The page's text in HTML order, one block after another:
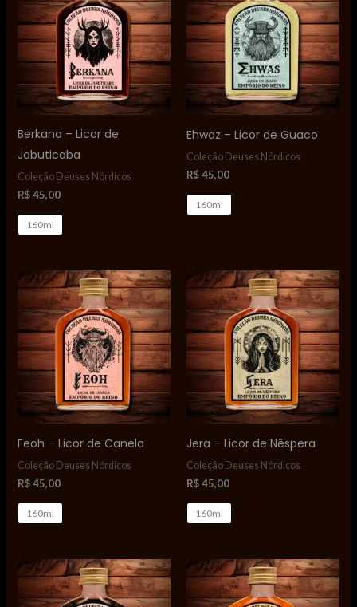
Berkana – Licor de
Jabuticaba
Coleção Deuses Nórdicos
R$45,00
160ml
Ehwaz – Licor de Guaco
Coleção Deuses Nórdicos
R$45,00
160ml
Feoh – Licor de Canela
Coleção Deuses Nórdicos
R$45,00
160ml
Jera – Licor de Nêspera
Coleção Deuses Nórdicos
R$45,00
160ml